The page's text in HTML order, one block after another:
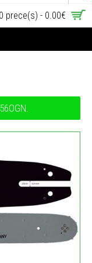
0 prece(s) - 0.00€